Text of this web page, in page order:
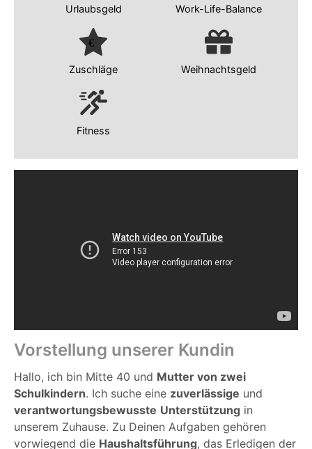
Vorstellung unserer Kundin
Hallo, ich bin Mitte 40 und Mutter von zwei
Schulkindern. Ich suche eine zuverlässige und
verantwortungsbewusste Unterstützung in
unserem Zuhause. Zu Deinen Aufgaben gehören
vorwiegend die Haushaltsführung, das Erledigen der
Urlaubsgeld Work-Life-Balance
Zuschläge Weihnachtsgeld
Fitness